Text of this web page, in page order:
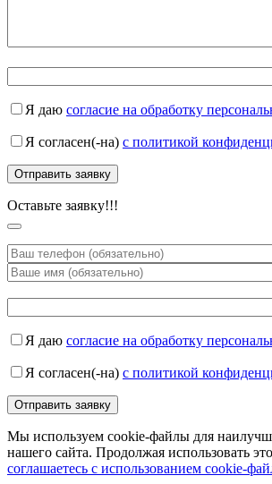
Я даю согласие на обработку
Я согласен(-на) с политикой
Оставьте заявку!!!
Я даю согласие на обработку
Я согласен(-на) с политикой
Мы используем cookie-файлы для
нашего сайта. Продолжая использовать
соглашаетесь с использованием cookie-